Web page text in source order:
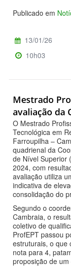
Publicado em
13/01/26
10h03
Mestrado
avaliação da
O Mestrado
Tecnológica em
Farroupilha –
quadrienal da
de Nível Superior
2024, com
avaliação utiliza
indicativa de
consolidação do
Segundo o
Cambraia, o
coletivo de
ProfEPT passou
estruturais, o que
nota para 4,
proposição de